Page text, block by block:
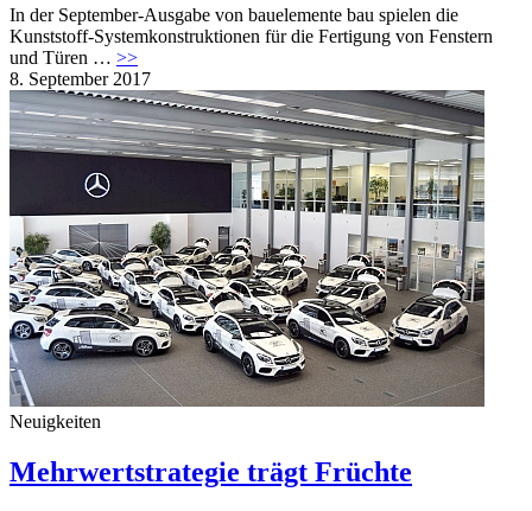
Probeheft Bestellung
Newsletter
Anzeigen
Stellenmarkt
An- und Verkauf
Mediadaten
In der September-Ausgabe von bauelemente bau spielen die
Kunststoff-Systemkonstruktionen für die Fertigung von Fenstern
und Türen … >>
8. September 2017
Neuigkeiten
Mehrwertstrategie trägt Früchte